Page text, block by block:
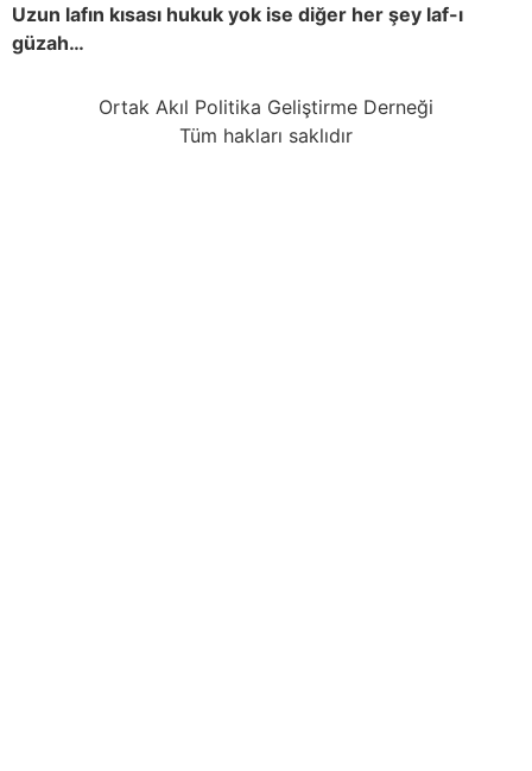
Uzun lafın kısası hukuk yok ise diğer her şey laf-ı
güzah…
Ortak Akıl Politika Geliştirme Derneği
Tüm hakları saklıdır